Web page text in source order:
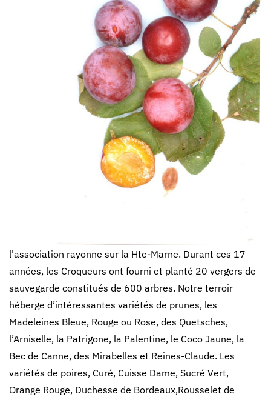
l'association rayonne sur la Hte-Marne. Durant ces 17
années, les Croqueurs ont fourni et planté 20 vergers de
sauvegarde constitués de 600 arbres. Notre terroir
héberge d’intéressantes variétés de prunes, les
Madeleines Bleue, Rouge ou Rose, des Quetsches,
l’Arniselle, la Patrigone, la Palentine, le Coco Jaune, la
Bec de Canne, des Mirabelles et Reines-Claude. Les
variétés de poires, Curé, Cuisse Dame, Sucré Vert,
Orange Rouge, Duchesse de Bordeaux,Rousselet de